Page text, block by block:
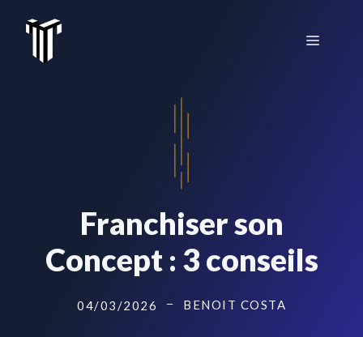
contenu
Menu
Franchiser son
Concept : 3 conseils
04/03/2026 BENOIT COSTA